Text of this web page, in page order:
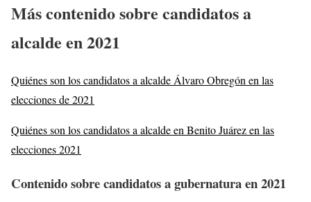
Más contenido sobre candidatos a
alcalde en 2021
Quiénes son los candidatos a alcalde Álvaro Obregón en las
elecciones de 2021
Quiénes son los candidatos a alcalde en Benito Juárez en las
elecciones 2021
Contenido sobre candidatos a gubernaturaen 2021